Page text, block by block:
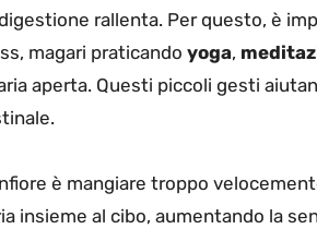
rallenta. Per questo, è
magari praticando yoga,
aperta. Questi piccoli gesti
è mangiare troppo
insieme al cibo, aumentando la